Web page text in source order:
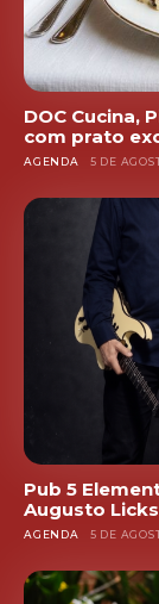
DOC Cucina,
com prato
AGENDA 5 DE
Pub 5
Augusto Licks
AGENDA 5 DE